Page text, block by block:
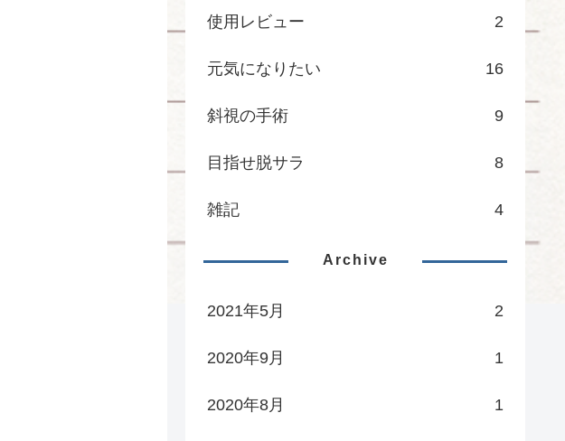
使用レビュー 2
元気になりたい 16
斜視の手術 9
目指せ脱サラ 8
雑記 4
Archive
2021年5月 2
2020年9月 1
2020年8月 1